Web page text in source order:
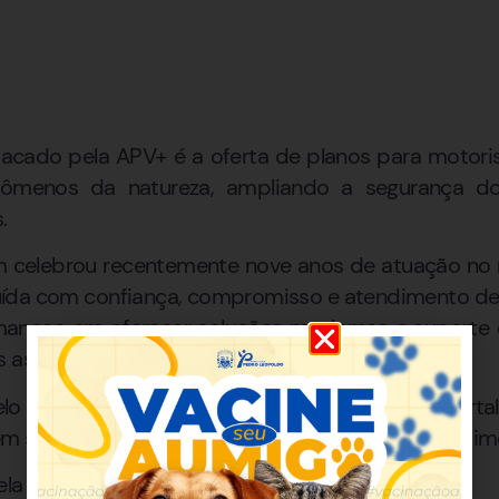
pela APV+ é a oferta de planos para
da natureza, ampliando a segurança
celebrou recentemente nove anos de atuação
com confiança, compromisso e atendimento
em oferecer soluções modernas e
Horizonte e Matozinhos, a APV+ continua
serviços que unem proteção, inovação e
APV+